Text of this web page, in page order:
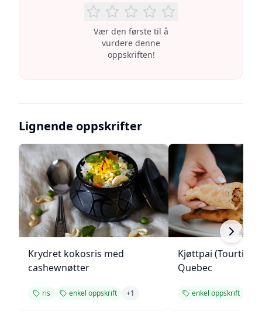
Vær den første til å
vurdere denne
oppskriften!
Lignende oppskrifter
Krydret kokosris med
cashewnøtter
ris enkel oppskrift +1
Kjøttpai
Quebec
enkel oppskrift